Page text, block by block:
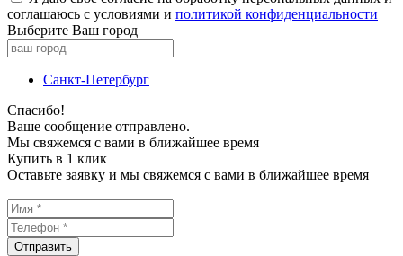
соглашаюсь с условиями и политикой конфиденциальности
Выберите Ваш город
Санкт-Петербург
Спасибо!
Ваше сообщение отправлено.
Мы свяжемся с вами в ближайшее время
Купить в 1 клик
Оставьте заявку и мы свяжемся с вами в ближайшее время